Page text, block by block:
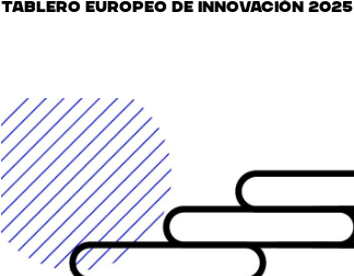
Tablero europeo de innovación 2025